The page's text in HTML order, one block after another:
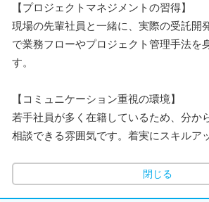
【プロジェクトマネジメントの習得】
現場の先輩社員と一緒に、実際の受託開
で業務フローやプロジェクト管理手法を
す。
【コミュニケーション重視の環境】
若手社員が多く在籍しているため、分か
相談できる雰囲気です。着実にスキルア
閉じる